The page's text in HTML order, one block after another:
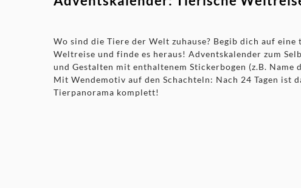
Wo sind die Tiere der Welt zuhause? Begib dich auf eine
Weltreise und finde es heraus! Adventskalender zum
und Gestalten mit enthaltenem Stickerbogen (z.B. Name
Mit Wendemotiv auf den Schachteln: Nach 24 Tagen ist
Tierpanorama komplett!